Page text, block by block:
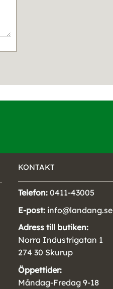
KONTAKT
Telefon: 0411-43005
E-post: info@landang.se
Adress till butiken:
Norra Industrigatan 1
274 30 Skurup
Öppettider:
Måndag-Fredag 9-18